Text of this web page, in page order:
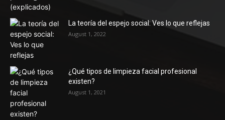
La teoría del espejo social: Ves lo que reflejas
August 1, 2022
¿Qué tipos de limpieza facial profesional
existen?
August 1, 2021